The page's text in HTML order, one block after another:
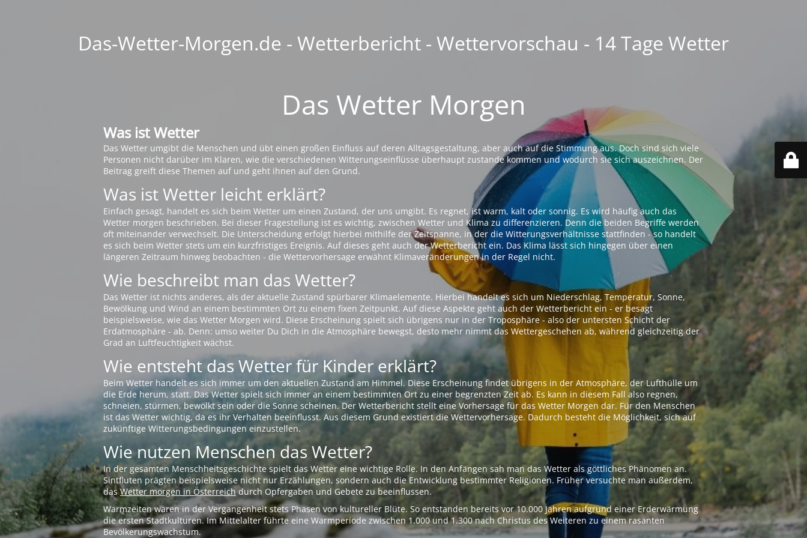
Das-Wetter-Morgen.de - Wetterbericht - Wettervorschau - 14 Tage Wetter
Das Wetter Morgen
Was ist Wetter
Das Wetter umgibt die Menschen und übt einen großen Einfluss auf deren Alltagsgestaltung, aber auch auf die Stimmung aus. Doch sind sich viele
Personen nicht darüber im Klaren, wie die verschiedenen Witterungseinflüsse überhaupt zustande kommen und wodurch sie sich auszeichnen. Der
Beitrag greift diese Themen auf und geht ihnen auf den Grund.
Was ist Wetter leicht erklärt?
Einfach gesagt, handelt es sich beim Wetter um einen Zustand, der uns umgibt. Es regnet, ist warm, kalt oder sonnig. Es wird häufig auch das
Wetter morgen beschrieben. Bei dieser Fragestellung ist es wichtig, zwischen Wetter und Klima zu differenzieren. Denn die beiden Begriffe werden
oft miteinander verwechselt. Die Unterscheidung erfolgt hierbei mithilfe der Zeitspanne, in der die Witterungsverhältnisse stattfinden - so handelt
es sich beim Wetter stets um ein kurzfristiges Ereignis. Auf dieses geht auch der Wetterbericht ein. Das Klima lässt sich hingegen über einen
längeren Zeitraum hinweg beobachten - die Wettervorhersage erwähnt Klimaveränderungen in der Regel nicht.
Wie beschreibt man das Wetter?
Das Wetter ist nichts anderes, als der aktuelle Zustand spürbarer Klimaelemente. Hierbei handelt es sich um Niederschlag, Temperatur, Sonne,
Bewölkung und Wind an einem bestimmten Ort zu einem fixen Zeitpunkt. Auf diese Aspekte geht auch der Wetterbericht ein - er besagt
beispielsweise, wie das Wetter Morgen wird. Diese Erscheinung spielt sich übrigens nur in der Troposphäre - also der untersten Schicht der
Erdatmosphäre - ab. Denn: umso weiter Du Dich in die Atmosphäre bewegst, desto mehr nimmt das Wettergeschehen ab, während gleichzeitig der
Grad an Luftfeuchtigkeit wächst.
Wie entsteht das Wetter für Kinder erklärt?
Beim Wetter handelt es sich immer um den aktuellen Zustand am Himmel. Diese Erscheinung findet übrigens in der Atmosphäre, der Lufthülle um
die Erde herum, statt. Das Wetter spielt sich immer an einem bestimmten Ort zu einer begrenzten Zeit ab. Es kann in diesem Fall also regnen,
schneien, stürmen, bewölkt sein oder die Sonne scheinen. Der Wetterbericht stellt eine Vorhersage für das Wetter Morgen dar. Für den Menschen
ist das Wetter wichtig, da es ihr Verhalten beeinflusst. Aus diesem Grund existiert die Wettervorhersage. Dadurch besteht die Möglichkeit, sich auf
zukünftige Witterungsbedingungen einzustellen.
Wie nutzen Menschen das Wetter?
In der gesamten Menschheitsgeschichte spielt das Wetter eine wichtige Rolle. In den Anfängen sah man das Wetter als göttliches Phänomen an.
Sintfluten prägten beispielsweise nicht nur Erzählungen, sondern auch die Entwicklung bestimmter Religionen. Früher versuchte man außerdem,
dasWetter morgen in Österreichdurch Opfergaben und Gebete zu beeinflussen.
Warmzeiten waren in der Vergangenheit stets Phasen von kultureller Blüte. So entstanden bereits vor 10.000 Jahren aufgrund einer Erderwärmung
die ersten Stadtkulturen. Im Mittelalter führte eine Warmperiode zwischen 1.000 und 1.300 nach Christus des Weiteren zu einem rasanten
Bevölkerungswachstum.